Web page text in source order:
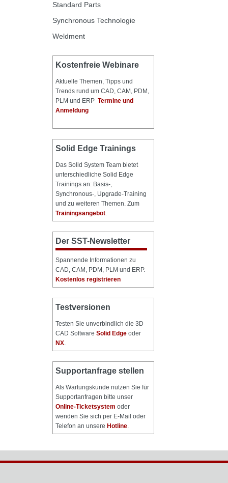
Standard Parts
Synchronous Technologie
Weldment
Kostenfreie Webinare
Aktuelle Themen, Tipps und
Trends rund um CAD, CAM, PDM,
PLM und ERPTermine und
Anmeldung
Solid Edge Trainings
Das Solid System Team bietet
unterschiedliche Solid Edge
Trainings an: Basis-,
Synchronous-, Upgrade-Training
und zu weiteren Themen. Zum
Trainingsangebot
Der SST-Newsletter
Spannende Informationen zu
CAD, CAM, PDM, PLM und ERP.
Kostenlos registrieren
Testversionen
Testen Sie unverbindlich die 3D
CAD SoftwareSolid Edge oder
NX
Supportanfrage stellen
Als Wartungskunde nutzen Sie für
Supportanfragen bitte unser
Online-Ticketsystem oder
wenden Sie sich per E-Mail oder
Telefon an unsereHotline